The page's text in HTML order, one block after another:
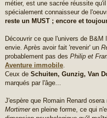
métier, est une sacrée réussite
spécialement connaisseur de
reste un MUST ; encore et
Découvrir ce que l'univers de
envie. Après avoir fait 'revenir' un
probablement pas des Philip et
Aventure immobile.
Ceux de Schuiten, Gunzig, Van
marqués par l'âge...
J'espère que Romain Renard
Mortimeren pleine forme, ce qui